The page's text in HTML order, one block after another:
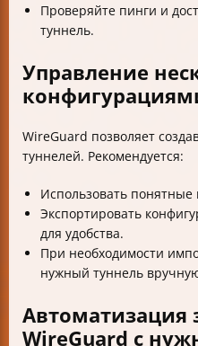
Проверяйте пинги и
туннель.
Управление
WireGuard позволяет
туннелей. Рекомендуется:
Использовать
Экспортировать
для удобства.
При необходимости
нужный туннель
Автоматизация
WireGuard с